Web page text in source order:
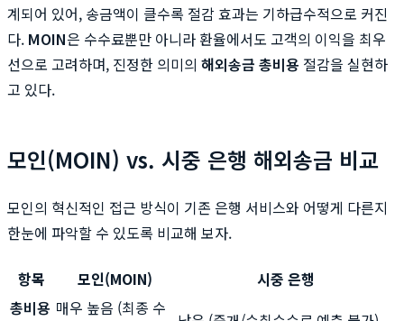
계되어 있어, 송금액이 클수록 절감 효과는 기하급수적으로 커진
다. MOIN은 수수료뿐만 아니라 환율에서도 고객의 이익을 최우
선으로 고려하며, 진정한 의미의 해외송금 총비용 절감을 실현하
고 있다.
모인(MOIN) vs. 시중 은행 해외송금 비교
모인의 혁신적인 접근 방식이 기존 은행 서비스와 어떻게 다른지
한눈에 파악할 수 있도록 비교해 보자.
항목 모인(MOIN)
시중 은행
총비용 매우 높음 (최종 수